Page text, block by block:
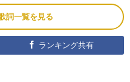
詞一覧を見る
ランキング共有